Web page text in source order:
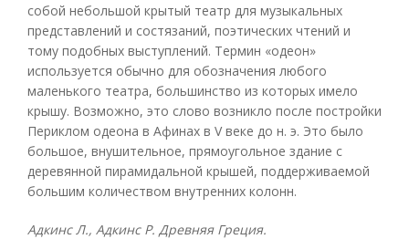
собой небольшой крытый театр для музыкальных
представлений и состязаний, поэтических чтений и
тому подобных выступлений. Термин «одеон»
используется обычно для обозначения любого
маленького театра, большинство из которых имело
крышу. Возможно, это слово возникло после постройки
Периклом одеона в Афинах в V веке до н. э. Это было
большое, внушительное, прямоугольное здание с
деревянной пирамидальной крышей, поддерживаемой
большим количеством внутренних колонн.
Адкинс Л., Адкинс Р. Древняя Греция.